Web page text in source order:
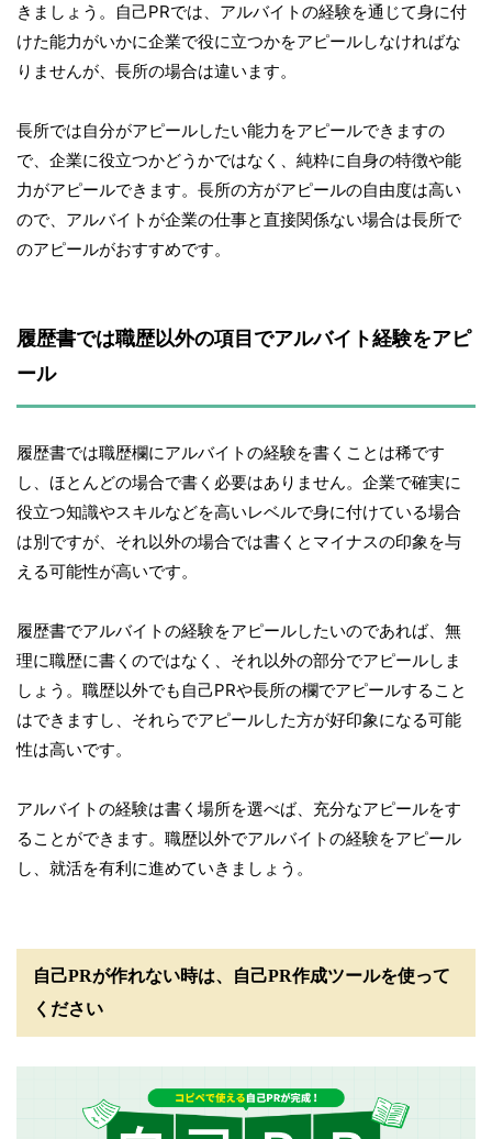
きましょう。自己PRでは、アルバイトの経験を通じて身に付
けた能力がいかに企業で役に立つかをアピールしなければな
りませんが、長所の場合は違います。
長所では自分がアピールしたい能力をアピールできますの
で、企業に役立つかどうかではなく、純粋に自身の特徴や能
力がアピールできます。長所の方がアピールの自由度は高い
ので、アルバイトが企業の仕事と直接関係ない場合は長所で
のアピールがおすすめです。
履歴書では職歴以外の項目でアルバイト経験をアピ
ール
履歴書では職歴欄にアルバイトの経験を書くことは稀です
し、ほとんどの場合で書く必要はありません。企業で確実に
役立つ知識やスキルなどを高いレベルで身に付けている場合
は別ですが、それ以外の場合では書くとマイナスの印象を与
える可能性が高いです。
履歴書でアルバイトの経験をアピールしたいのであれば、無
理に職歴に書くのではなく、それ以外の部分でアピールしま
しょう。職歴以外でも自己PRや長所の欄でアピールすること
はできますし、それらでアピールした方が好印象になる可能
性は高いです。
アルバイトの経験は書く場所を選べば、充分なアピールをす
ることができます。職歴以外でアルバイトの経験をアピール
し、就活を有利に進めていきましょう。
自己PRが作れない時は、自己PR作成ツールを使って
ください